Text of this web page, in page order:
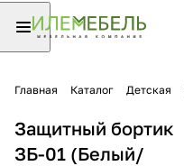
Главная Каталог Детская
Защитный бортик
ЗБ-01 (Белый/